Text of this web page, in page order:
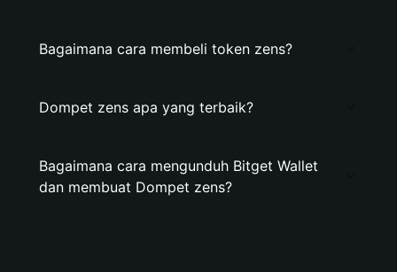
Bagaimana cara membeli token zens?
Dompet zens apa yang terbaik?
Bagaimana cara mengunduh Bitget Wallet
dan membuat Dompet zens?